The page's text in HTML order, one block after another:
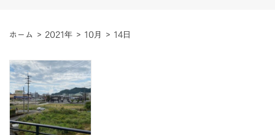
ホーム > 2021年 > 10月 > 14日